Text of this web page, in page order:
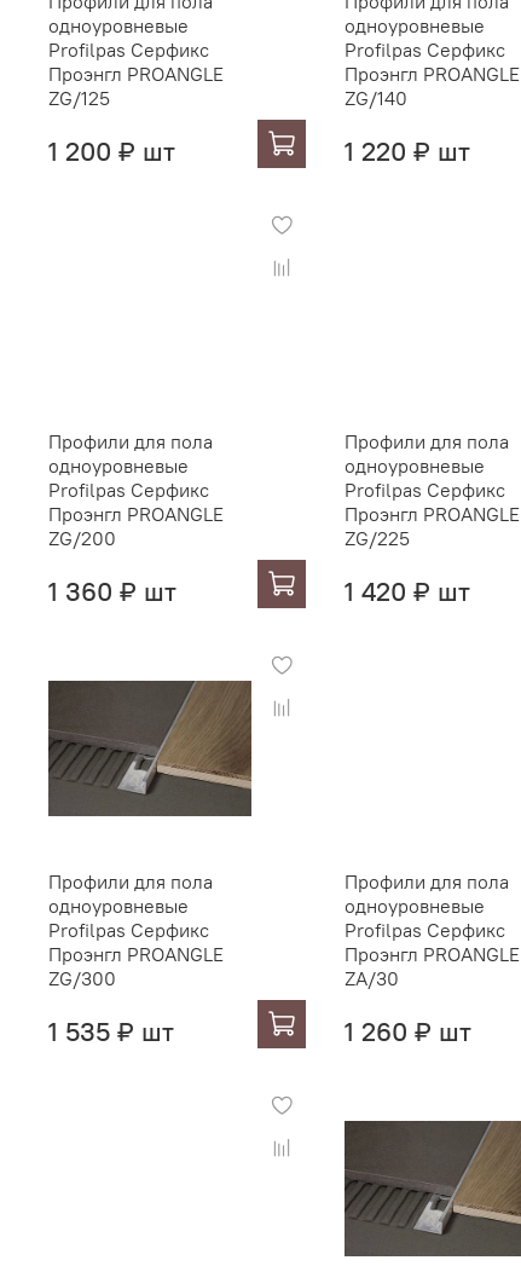
одноуровневые
Profilpas Серфикс
Проэнгл PROANGLE
ZG/125
1 200 ₽ шт
одноуровневые
Profilpas Серфикс
Проэнгл PROANGLE
ZG/140
1 220 ₽ шт
Профили для пола
одноуровневые
Profilpas Серфикс
Проэнгл PROANGLE
ZG/200
1 360 ₽ шт
Профили для пола
одноуровневые
Profilpas Серфикс
Проэнгл PROANGLE
ZG/225
1 420 ₽ шт
Профили для пола
одноуровневые
Profilpas Серфикс
Проэнгл PROANGLE
ZG/300
1 535 ₽ шт
Профили для пола
одноуровневые
Profilpas Серфикс
Проэнгл PROANGLE
ZA/30
1 260 ₽ шт